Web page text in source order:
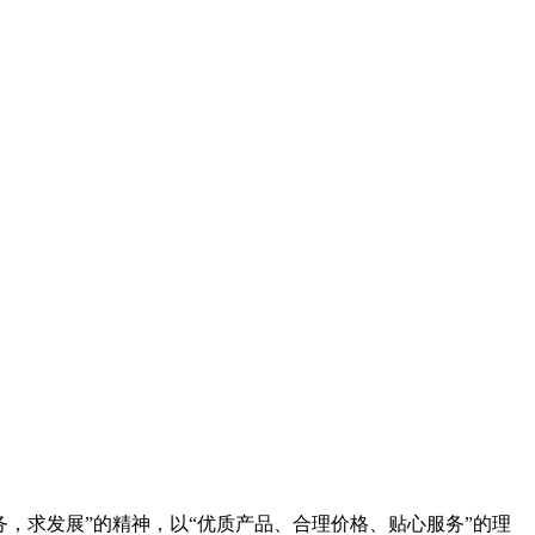
求发展”的精神，以“优质产品、合理价格、贴心服务”的理